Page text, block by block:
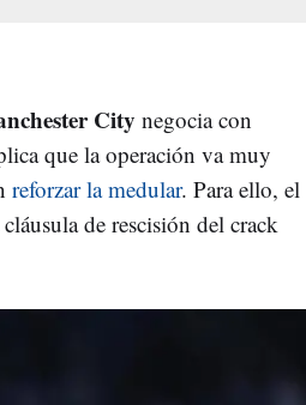
City negocia con
que la operación va muy
reforzar la medular. Para ello, el
de rescisión del crack